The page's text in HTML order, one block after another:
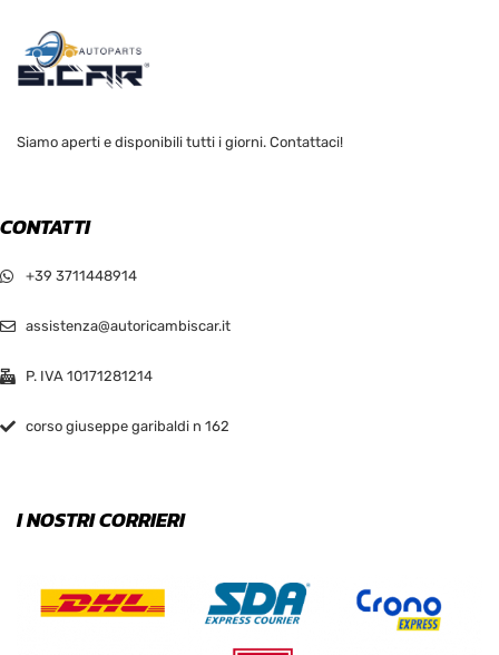
Siamo aperti e disponibili tutti i giorni. Contattaci!
CONTATTI
+39 3711448914
assistenza@autoricambiscar.it
P. IVA 10171281214
corso giuseppe garibaldi n 162
I NOSTRI CORRIERI